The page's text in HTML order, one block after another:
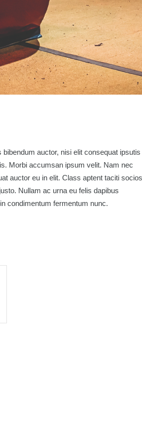
auctor, nisi elit consequat ipsutis
Morbi accumsan ipsum velit. Nam nec
auctor eu in elit. Class aptent taciti
Nullam ac urna eu felis dapibus
condimentum fermentum nunc.